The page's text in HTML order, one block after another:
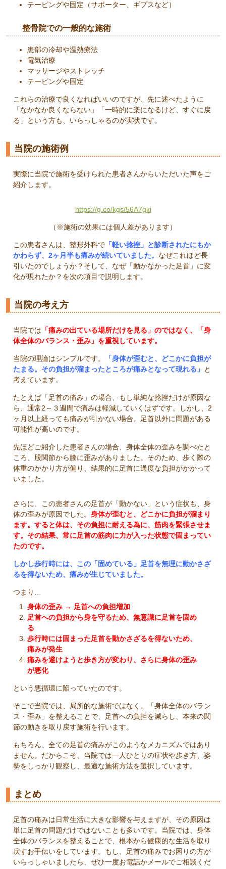
テーピングや固定（サポーター、ギプスなど）
整骨院での一般的な施術
患部の冷却や温熱療法
電気治療
マッサージやストレッチ
テーピングや固定
これらの治療で良くなればいいのですが、先に述べたように
「なかなか良くならない」「一時的に楽になるけど、すぐに戻
る」という方も、いらっしゃるのが実状です。
当院の施術例
実際に当院で施術を受けられた患者さんからいただいた声をご
紹介します。
https://g.co/kgs/56A7gki
（※施術の効果には個人差があります）
この患者さんは、整形外科で 「軽い捻挫」と診断されたにもか
かわらず、2ヶ月半も痛みが続いていました。 なぜこれほど長
引いたのでしょうか？そして、なぜ「動かなかった足首」に変
化が現れたか？を次の項目で説明します。
当院の考え方
当院では 「痛みの出ている場所だけを見る」のではなく、「身
体全体のバランス・歪み」を重視しています。
当院の理論はシンプルです。
「身体が歪むと、どこかに負担が
たまる。その負担が溜まったところが痛みとなって現れる」 と
考えています。
たとえば「足首の痛み」の場合、もし単純な捻挫だけが原因な
ら、通常2～３週間で痛みは軽減していくはずです。しかし、2
ヶ月以上経っても痛みが引かない場合、足首以外に問題がある
可能性が高いのです。
先ほどご紹介した患者さんの場合、身体全体の歪みを調べたと
ころ、股関節から膝に歪みがありました。そのため、歩く際の
体重のかかり方が偏り、結果的に足首に過度な負担がかかって
いました。
さらに、この患者さんの足首が「動かない」という症状も、身
体の歪みが原因でした。 身体が歪むと、どこかに負担が溜まり
ます。すると体は、その負担に耐える為に、筋肉を緊張させま
す。その結果、常に足首の筋肉に力が入った状態で固まってい
たのです。
しかし歩行時には、この「固めている」足首を無理に動かさざ
るを得ないため、痛みが生じていました。
つまり…
身体の歪み → 足首への負担増加
足首への負担から身を守るため、無意識に足首を固め
る
歩行時には固まった足首を動かさざるを得ないため、
痛みが発生
痛みを避けようと歩き方が変わり、さらに身体の歪み
が悪化
という悪循環に陥っていたのです。
そこで当院では、局所的な施術ではなく、「身体全体のバラン
ス・歪み」を整えることで、足首への負担を減らし、本来の関
節の動きを取り戻す施術を行います。
もちろん、全ての足首の痛みがこのようなメカニズムではあり
ません。だからこそ、当院では一人ひとりの症状や歩き方、姿
勢をしっかり観察し、最適な施術方法を選択しています。
まとめ
足首の痛みは日常生活に大きな影響を与えますが、その原因は
単に足首の問題だけではないことも多いです。当院では、身体
全体のバランスを整えることで、根本から健康的な生活を取り
戻すお手伝いをしています。もし、足首の痛みでお困りの方が
いらっしゃいましたら、ぜひ一度お電話かメールでご相談くだ